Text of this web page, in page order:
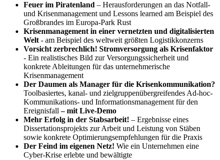
Feuer im Piratenland – Herausforderungen an das Notfall-
und Krisenmanagement und Lessons learned am Beispiel des
Großbrandes im Europa-Park Rust
Krisenmanagement in einer vernetzten und digitalisierten
Welt - am Beispiel des weltweit größten Logistikkonzerns
Vorsicht zerbrechlich! Stromversorgung als Krisenfaktor
- Ein realistisches Bild zur Versorgungssicherheit und
konkrete Ableitungen für das unternehmerische
Krisenmanagement
Der Daumen als Manager für die Krisenkommunikation?
Toolbasiertes, kanal- und zielgruppenübergreifendes Ad-hoc-
Kommunikations- und Informationsmanagement für den
Ereignisfall– mit Live-Demo
Mehr Erfolg in der Stabsarbeit! – Ergebnisse eines
Dissertationsprojekts zur Arbeit und Leistung von Stäben
sowie konkrete Optimierungsempfehlungen für die Praxis
Der Feind im eigenen Netz! Wie ein Unternehmen eine
Cyber-Krise erlebte und bewältigte